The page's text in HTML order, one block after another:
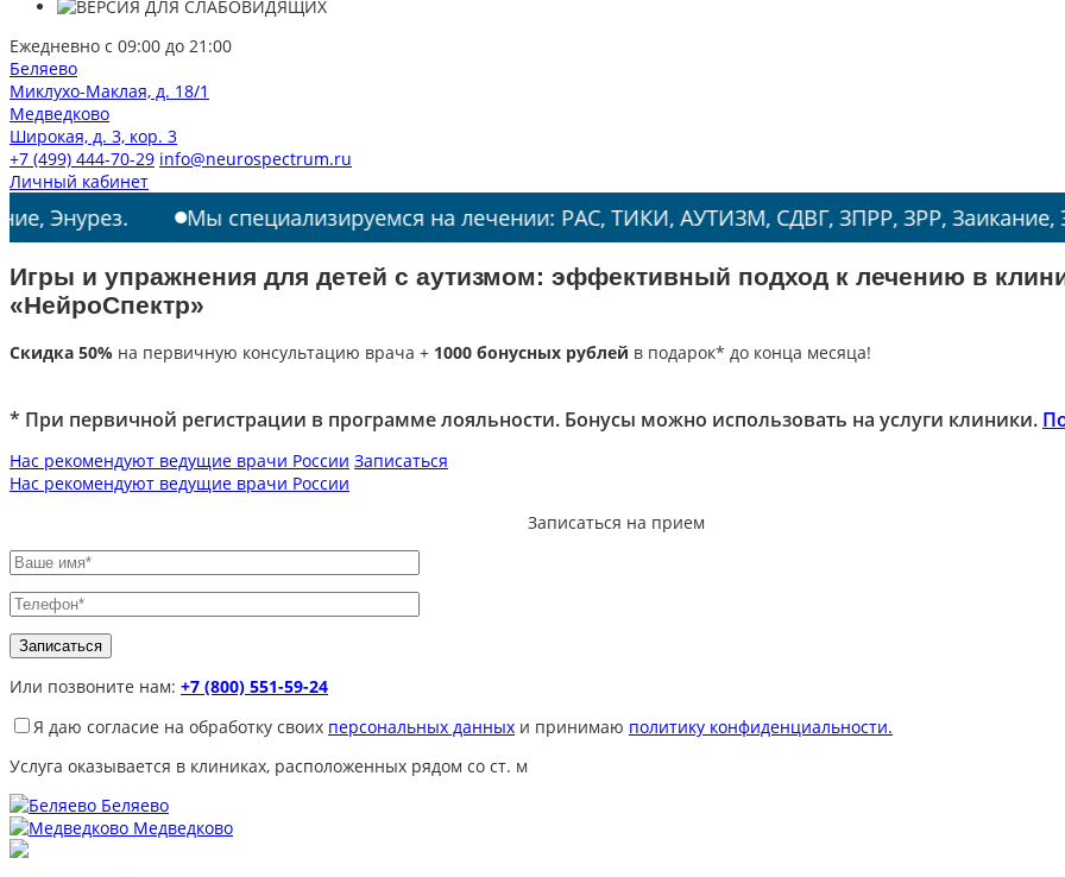
Ежедневно с 09:00 до 21:00
Беляево
Миклухо-Маклая, д. 18/1
Медведково
Широкая, д. 3, кор. 3
+7 (499) 444-70-29 info@neurospectrum.ru
Личный кабинет
Мы специализируемся на лечении: РАС, ТИКИ, АУТИЗМ, СДВГ, ЗПРР, ЗРР, Заикание, Энурез.
Игры и упражнения для детей с аутизмом: эффективный подход к лечению в
«НейроСпектр»
Скидка 50% на первичную консультацию врача + 1000 бонусных рублей в подарок* до конца месяца!
* При первичной регистрации в программе лояльности. Бонусы можно использовать на услуги клиники.
Нас рекомендуют ведущие врачи России Записаться
Нас рекомендуют ведущие врачи России
Записаться на прием
Или позвоните нам: +7 (800) 551-59-24
Я даю согласие на обработку своих персональных данных и принимаю политику конфиденциальности.
Услуга оказывается в клиниках, расположенных рядом со ст. м
Беляево
Медведково